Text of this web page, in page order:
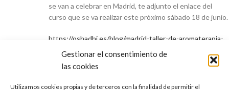
Gestionar el consentimiento de
las cookies
Utilizamos cookies propias y de terceros con la finalidad de permitir el
se van a celebrar en Madrid, te adjunto el enlace del
curso que se va realizar este próximo sábado 18 de junio.
https://oshadhi.es/blog/madrid-taller-de-aromaterapia-
el-poder-de-los-aromas-y-los-aceites-esenciales-2/
Si desea más información, no dude en ponerse en